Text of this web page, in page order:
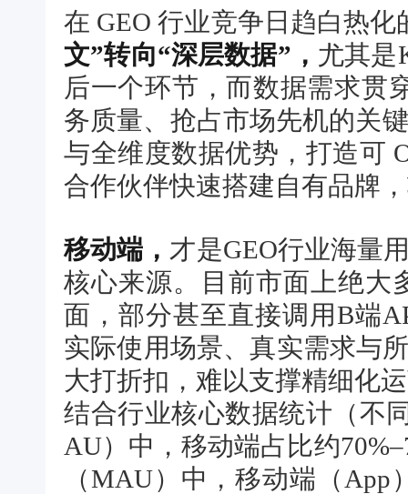
在 GEO 行业竞争日趋白热化
文”转向“深层数据”， 尤其是
后一个环节，而数据需求贯
务质量、抢占市场先机的关
与全维度数据优势，打造可
合作伙伴快速搭建自有品牌
移动端， 才是GEO行业海量
核心来源。目前市面上绝大
面，部分甚至直接调用B端
实际使用场景、真实需求与
大打折扣，难以支撑精细化
结合行业核心数据统计（不
AU）中，移动端占比约
（MAU）中，移动端（App